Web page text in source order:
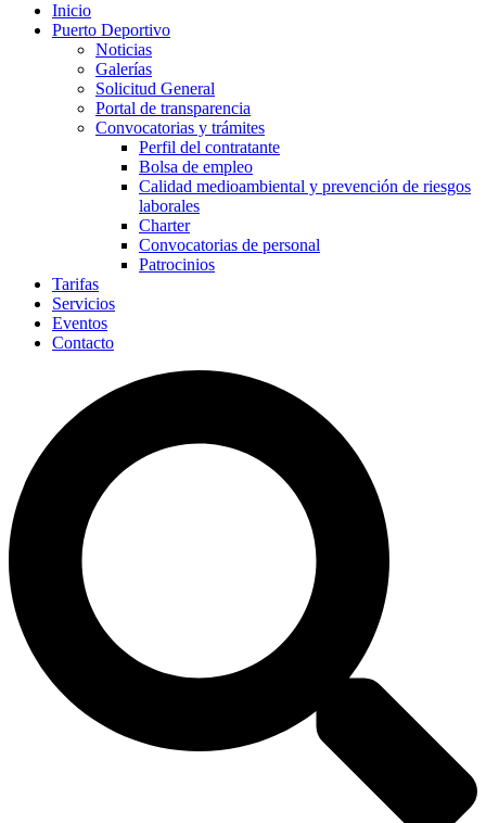
Inicio
Puerto Deportivo
Noticias
Galerías
Solicitud General
Portal de transparencia
Convocatorias y trámites
Perfil del contratante
Bolsa de empleo
Calidad medioambiental y prevención de riesgos
laborales
Charter
Convocatorias de personal
Patrocinios
Tarifas
Servicios
Eventos
Contacto